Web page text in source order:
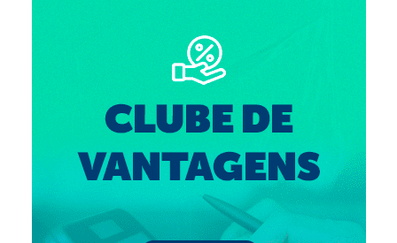
Fiscalização
Responsabilidade Técnica
Decisões